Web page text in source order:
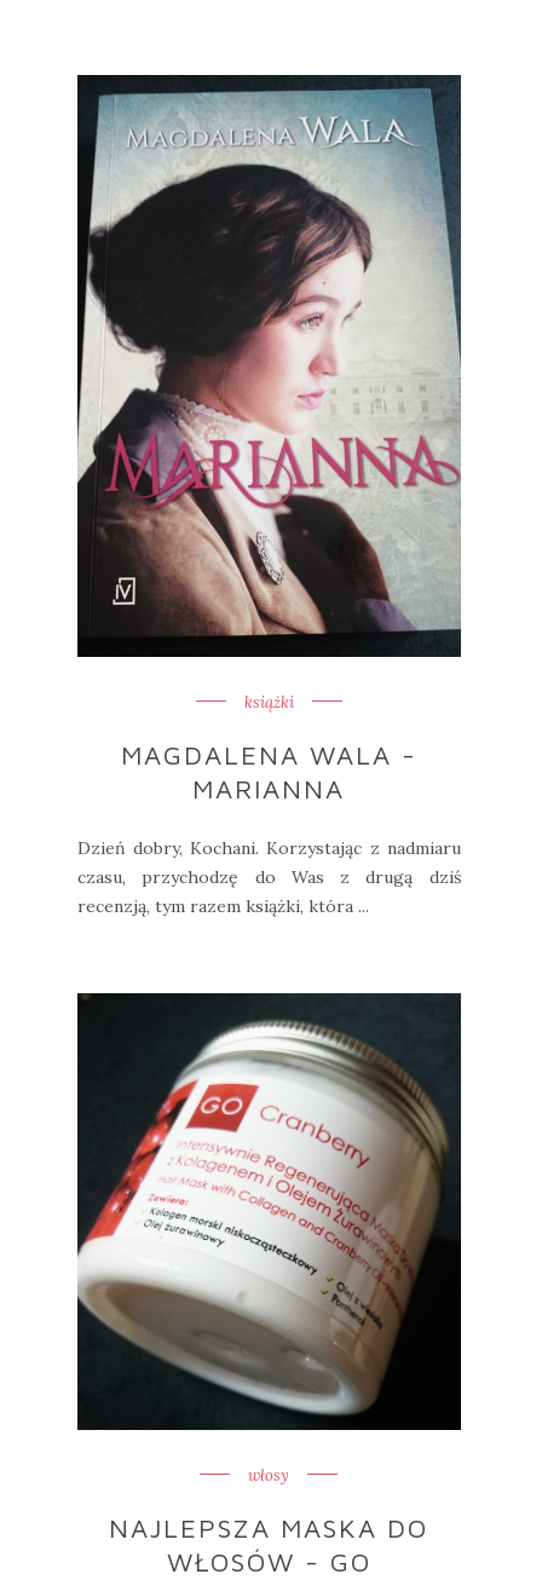
książki
MAGDALENA WALA -
MARIANNA
Dzień dobry, Kochani. Korzystając z nadmiaru
czasu, przychodzę do Was z drugą dziś
recenzją, tym razem książki, która ...
włosy
NAJLEPSZA MASKA DO
WŁOSÓW - GO